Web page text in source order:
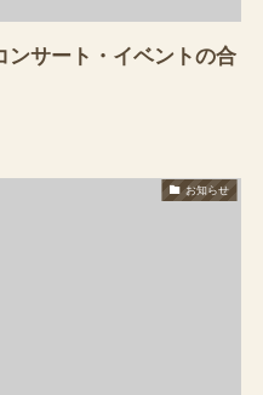
ンサート・イベントの合
お知らせ